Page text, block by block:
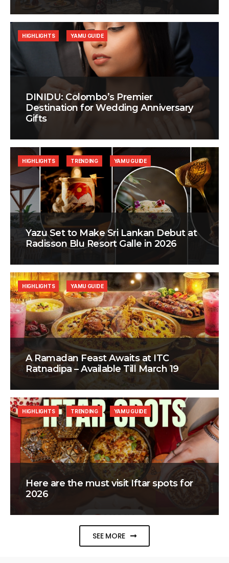
DINIDU: Colombo’s Premier
Destination for Wedding Anniversary
Gifts
HIGHLIGHTS YAMU GUIDE
Yazu Set to Make Sri Lankan Debut at
Radisson Blu Resort Galle in 2026
HIGHLIGHTS TRENDING YAMU GUIDE
A Ramadan Feast Awaits at ITC
Ratnadipa – Available Till March 19
HIGHLIGHTS YAMU GUIDE
Here are the must visit Iftar spots for
2026
HIGHLIGHTS TRENDING YAMU GUIDE
SEE MORE